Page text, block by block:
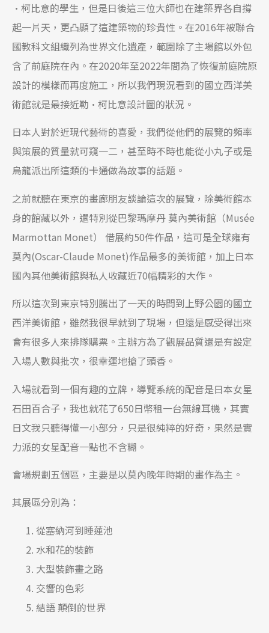
·柯比意的學生，但是日後這三位大師也在建築界各自撐
起一片天，更凸顯了這建築物的珍貴性。在2016年被聯合
國教科文組織列為世界文化遺產，範圍除了主場館以外包
含了前庭院在內。在2020年至2022年間為了恢復前庭院原
設計的模樣而再度施工，所以我們現況看到的國立西洋美
術館就是最接近勒·柯比意設計圖的狀況。
日本人對於近現代藝術的喜愛，我們從他們的展覽的頻率
與策展的質量就可窺一二，甚至時不時也能從小丸子或是
烏龍派出所這類的卡通做為故事的話題。
之前就聽在東京的畫廊朋友談論這次的展覽，除美術館本
身的館藏以外，還特別從巴黎瑪摩丹 莫內美術館（Musée
Marmottan Monet） 借展約50件作品，這可是全球雍有
莫內(Oscar-Claude Monet)作品最多的美術館，加上日本
國內其他美術館與私人收藏近70幅精彩的大作。
所以這次到東京特別騰出了一天的時間到上野公園的國立
西洋美術館，雖然我很早就到了現場，但還是感受得出來
會有很多人來排隊購票。主辦方為了觀展品質還是有設定
入場人數與批次，很幸運地搶了頭香。
入場就看到一個有趣的立牌，導覽系統的配音是日本女星
石田百合子，我也就花了650日幣租一台無線耳機，其實
日文我只聽得懂一小部分，只是很純粹的好奇，果然是實
力派的女星配音一點也不含糊。
會場規劃五個區，主要是以莫內晚年時期的畫作為主。
其展區分別為：
從塞納河到睡蓮池
水和花的裝飾
大型裝飾畫之路
交響的色彩
結語 顛倒的世界